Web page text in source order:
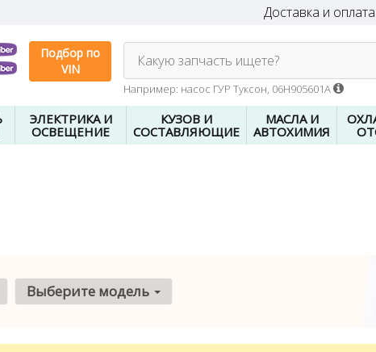
Доставка и оплата
Подбор по
VIN
Какую запчасть ищете?
Например: насос ГУР Туксон, 06H905601A
ЭЛЕКТРИКА И
ОСВЕЩЕНИЕ
КУЗОВ И
СОСТАВЛЯЮЩИЕ
МАСЛА И
АВТОХИМИЯ
Выберите модель